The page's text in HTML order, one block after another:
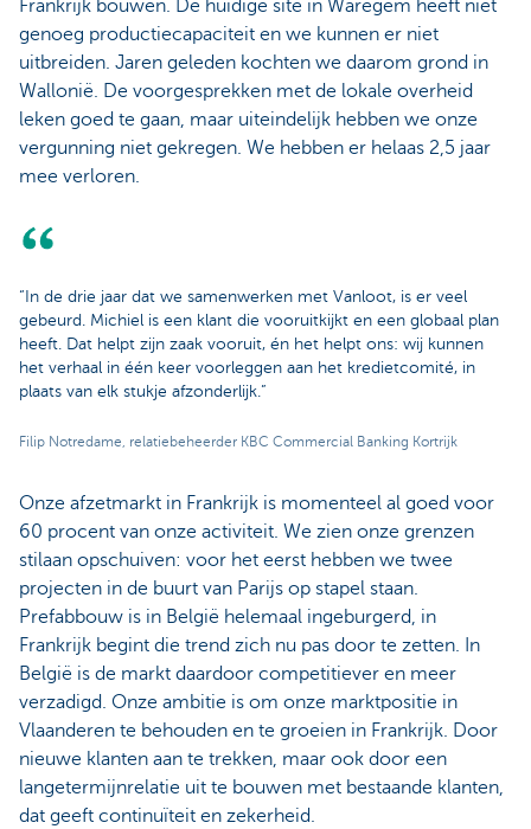
Frankrijk bouwen. De huidige site in Waregem heeft niet
genoeg productiecapaciteit en we kunnen er niet
uitbreiden. Jaren geleden kochten we daarom grond in
Wallonië. De voorgesprekken met de lokale overheid
leken goed te gaan, maar uiteindelijk hebben we onze
vergunning niet gekregen. We hebben er helaas 2,5 jaar
mee verloren.
“In de drie jaar dat we samenwerken met Vanloot, is er veel
gebeurd. Michiel is een klant die vooruitkijkt en een globaal plan
heeft. Dat helpt zijn zaak vooruit, én het helpt ons: wij kunnen
het verhaal in één keer voorleggen aan het kredietcomité, in
plaats van elk stukje afzonderlijk.”
Filip Notredame, relatiebeheerder KBC Commercial Banking Kortrijk
Onze afzetmarkt in Frankrijk is momenteel al goed voor
60 procent van onze activiteit. We zien onze grenzen
stilaan opschuiven: voor het eerst hebben we twee
projecten in de buurt van Parijs op stapel staan.
Prefabbouw is in België helemaal ingeburgerd, in
Frankrijk begint die trend zich nu pas door te zetten. In
België is de markt daardoor competitiever en meer
verzadigd. Onze ambitie is om onze marktpositie in
Vlaanderen te behouden en te groeien in Frankrijk. Door
nieuwe klanten aan te trekken, maar ook door een
langetermijnrelatie uit te bouwen met bestaande klanten,
dat geeft continuïteit en zekerheid.